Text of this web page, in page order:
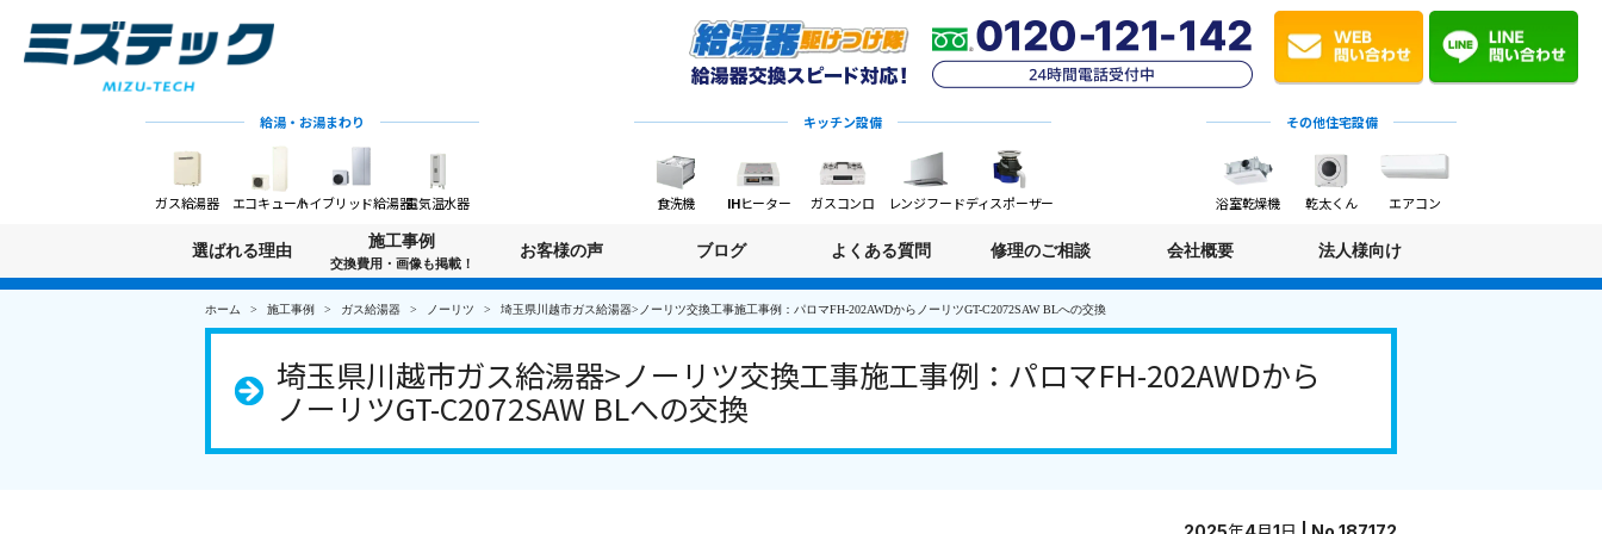
給湯・お湯まわり
ガス給湯器 エコキュートハイブリッド給湯器電気温水器
キッチン設備
食洗機 IHヒーター ガスコンロ レンジフードディスポーザー
その他住宅設備
浴室乾燥機 乾太くん エアコン
選ばれる理由
施工事例
交換費用・画像も掲載！
お客様の声 ブログ よくある質問 修理のご相談 会社概要 法人様向け
ホーム 施工事例 ガス給湯器 ノーリツ 埼玉県川越市ガス給湯器>ノーリツ交換工事施工事例：パロマFH-202AWDからノーリツGT-C2072SAW BLへの交換
埼玉県川越市ガス給湯器>ノーリツ交換工事施工事例：パロマFH-202AWDから
ノーリツGT-C2072SAW BLへの交換